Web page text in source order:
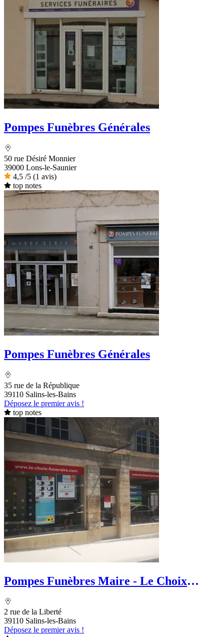
Pompes Funèbres Générales
50 rue Désiré Monnier
39000 Lons-le-Saunier
4,5 /5 (1 avis)
top notes
Pompes Funèbres Générales
35 rue de la République
39110 Salins-les-Bains
Déposez le premier avis !
top notes
Pompes Funèbres Maire - Le Choix
2 rue de la Liberté
39110 Salins-les-Bains
Déposez le premier avis !